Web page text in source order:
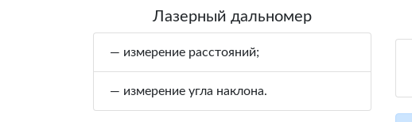
Лазерный дальномер
— измерение расстояний;
— измерение угла наклона.